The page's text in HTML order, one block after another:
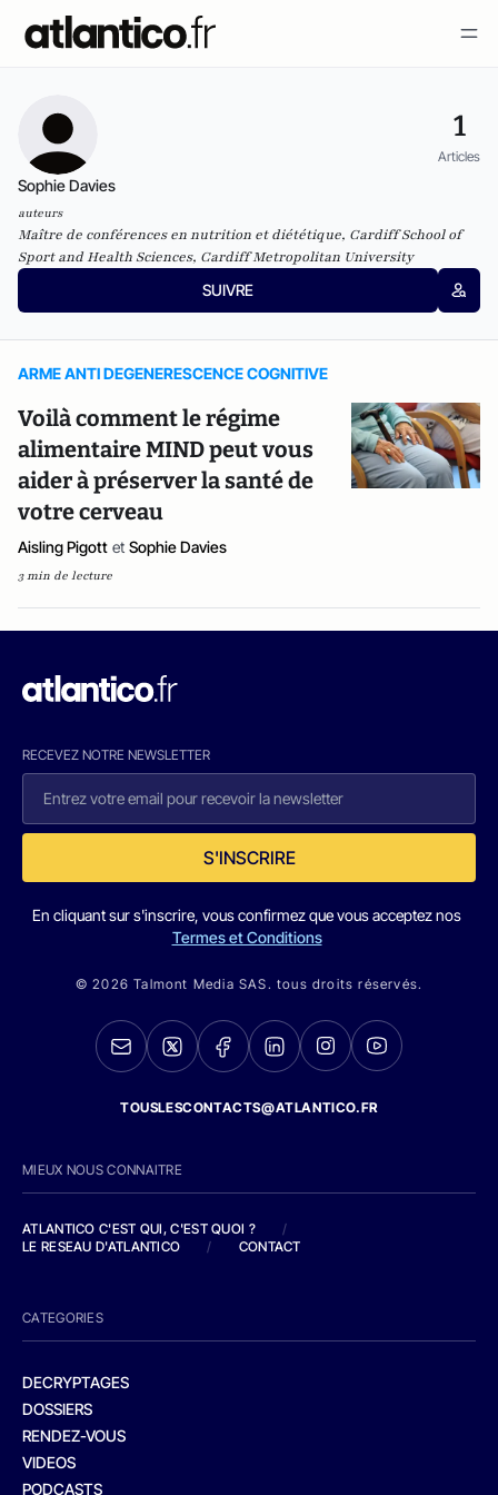
1
Articles
Sophie Davies
auteurs
Maître de conférences en nutrition et diététique, Cardiff School of
Sport and Health Sciences, Cardiff Metropolitan University
SUIVRE
ARME ANTI DEGENERESCENCE COGNITIVE
Voilà comment le régime
alimentaire MIND peut vous
aider à préserver la santé de
votre cerveau
Aisling Pigott et Sophie Davies
3 min de lecture
RECEVEZ NOTRE NEWSLETTER
S'INSCRIRE
En cliquant sur s'inscrire, vous confirmez que vous acceptez nos
Termes et Conditions
© 2026 Talmont Media SAS. tous droits réservés.
TOUSLESCONTACTS@ATLANTICO.FR
MIEUX NOUS CONNAITRE
ATLANTICO C'EST QUI, C'EST QUOI ?
/
LE RESEAU D'ATLANTICO
/ CONTACT
CATEGORIES
DECRYPTAGES
DOSSIERS
RENDEZ-VOUS
VIDEOS
PODCASTS